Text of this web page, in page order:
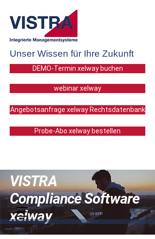
Unser Wissen für Ihre Zukunft
DEMO-Termin xelway buchen
webinar xelway
Angebotsanfrage xelway Rechtsdatenbank
Probe-Abo xelway bestellen
VISTRA
Compliance Software
xelway